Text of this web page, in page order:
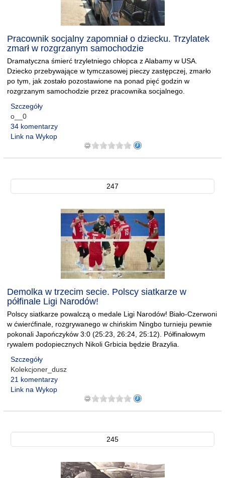
Pracownik socjalny zapomniał o dziecku. Trzylatek
zmarł w rozgrzanym samochodzie
Dramatyczna śmierć trzyletniego chłopca z Alabamy w USA.
Dziecko przebywające w tymczasowej pieczy zastępczej, zmarło
po tym, jak zostało pozostawione na ponad pięć godzin w
rozgrzanym samochodzie przez pracownika socjalnego.
Szczegóły
o__0
34 komentarzy
Link na Wykop
247
Demolka w trzecim secie. Polscy siatkarze w
półfinale Ligi Narodów!
Polscy siatkarze powalczą o medale Ligi Narodów! Biało-Czerwoni
w ćwierćfinale, rozgrywanego w chińskim Ningbo turnieju pewnie
pokonali Japończyków 3:0 (25:23, 26:24, 25:12). Półfinałowym
rywalem podopiecznych Nikoli Grbicia będzie Brazylia.
Szczegóły
Kolekcjoner_dusz
21 komentarzy
Link na Wykop
245